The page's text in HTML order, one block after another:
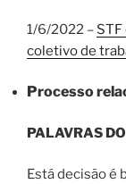
1/6/2022 –
coletivo de
Processo
PALAVRAS
Está decisão é